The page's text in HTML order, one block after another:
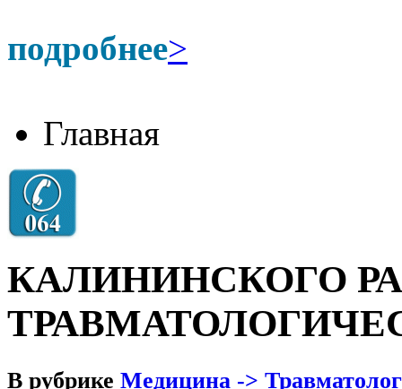
подробнее>
Главная
КАЛИНИНСКОГО
В рубрике Медицина ->